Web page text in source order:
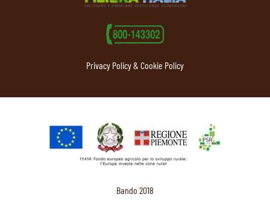
Privacy Policy & Cookie Policy
Bando 2018